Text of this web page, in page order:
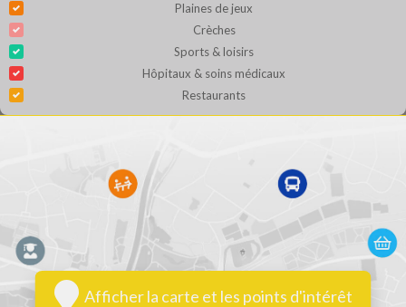
Plaines de jeux
Crèches
Sports & loisirs
Hôpitaux & soins médicaux
Restaurants
Afficher la carte et les points d'intérêt